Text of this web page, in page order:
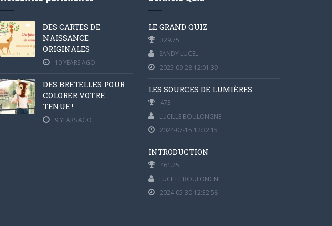
DES CARTES DE
NAISSANCE
ORIGINALES
10 YEARS AGO
DES BRETELLES POUR
COLORER VOTRE
TENUE !
9 YEARS AGO
LE GRAND QUIZ
329.75
SANDY LUCEL
2025-09-28 12:01:39
LES SOURCES DE LUMIÈRES
473
LUCILLE BOULONGNE
2024-07-15 12:32:15
INTRODUCTION
461.25
LUCILLE BOULONGNE
2024-05-30 12:32:58